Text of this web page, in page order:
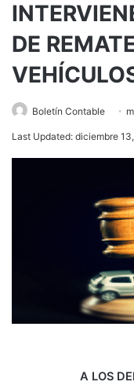
DE
Boletín Contable
Last Updated: diciembre
A LOS